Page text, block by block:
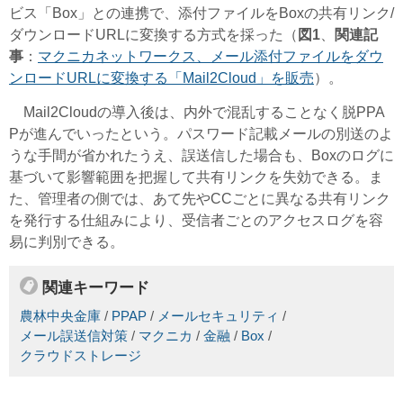
ビス「Box」との連携で、添付ファイルをBoxの共有リンク/
ダウンロードURLに変換する方式を採った（ 図1
関連記
事 ： マクニカネットワークス、メール添付ファイルをダウ
ンロードURLに変換する「Mail2Cloud」を販売）。
Mail2Cloudの導入後は、内外で混乱することなく脱PPA
Pが進んでいったという。パスワード記載メールの別送のよ
うな手間が省かれたうえ、誤送信した場合も、Boxのログに
基づいて影響範囲を把握して共有リンクを失効できる。ま
た、管理者の側では、あて先やCCごとに異なる共有リンク
を発行する仕組みにより、受信者ごとのアクセスログを容
易に判別できる。
関連キーワード
農林中央金庫 / PPAP / メールセキュリティ /
メール誤送信対策 / マクニカ / 金融 / Box /
クラウドストレージ